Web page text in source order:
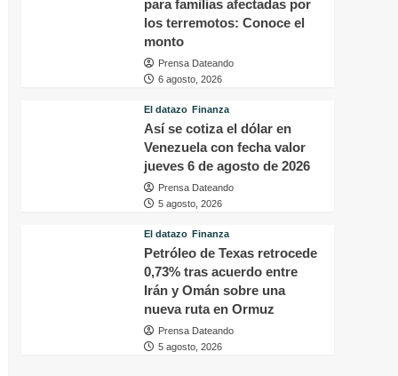
para familias afectadas por
los terremotos: Conoce el
monto
Prensa Dateando
6 agosto, 2026
El datazo Finanza
Así se cotiza el dólar en
Venezuela con fecha valor
jueves 6 de agosto de 2026
Prensa Dateando
5 agosto, 2026
El datazo Finanza
Petróleo de Texas retrocede
0,73% tras acuerdo entre
Irán y Omán sobre una
nueva ruta en Ormuz
Prensa Dateando
5 agosto, 2026